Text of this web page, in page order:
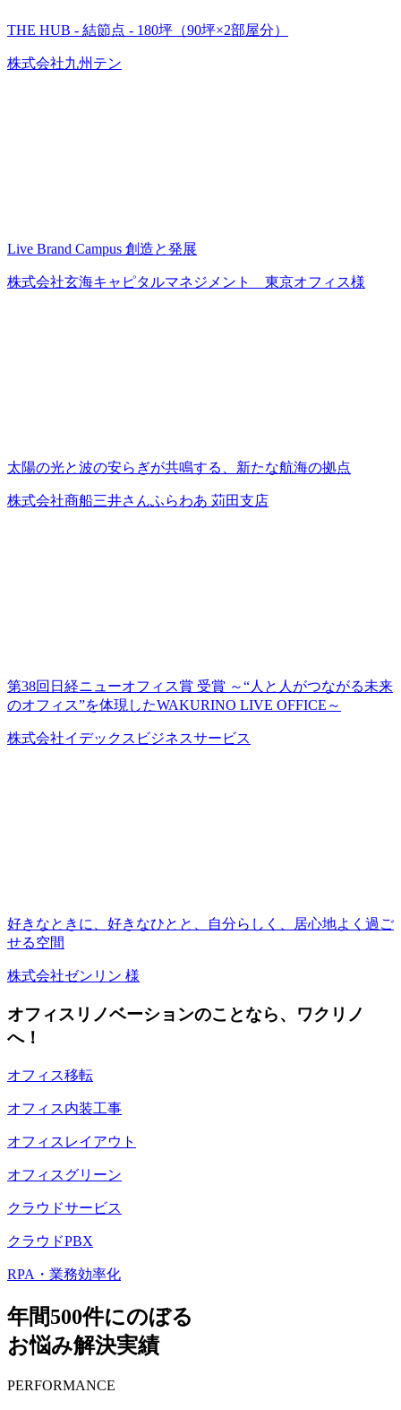
THE HUB - 結節点 - 180坪（90坪×2部屋分）
株式会社九州テン
Live Brand Campus 創造と発展
株式会社玄海キャピタルマネジメント 東京オフィス様
太陽の光と波の安らぎが共鳴する、新たな航海の拠点
株式会社商船三井さんふらわあ 苅田支店
第38回日経ニューオフィス賞 受賞 ～“人と人がつながる未来
のオフィス”を体現したWAKURINO LIVE OFFICE～
株式会社イデックスビジネスサービス
好きなときに、好きなひとと、自分らしく、居心地よく過ご
せる空間
株式会社ゼンリン 様
オフィスリノベーションのことなら、ワクリノ
へ！
オフィス移転
オフィス内装工事
オフィスレイアウト
オフィスグリーン
クラウドサービス
クラウドPBX
RPA・業務効率化
年間500件にのぼる
お悩み解決実績
PERFORMANCE